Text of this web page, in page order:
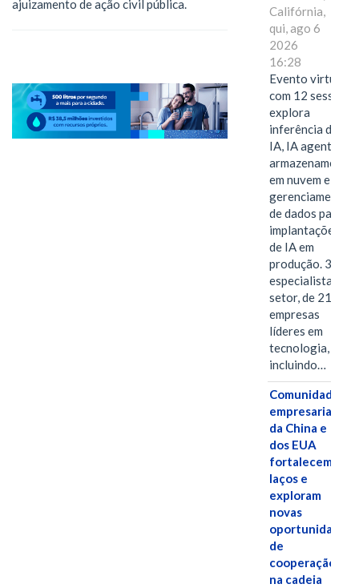
ajuizamento de ação civil pública.
Califórnia,
qui, ago 6
2026
16:28
Evento virtual
com 12 sessões
explora
inferência de
IA, IA agentiva,
armazenamento
em nuvem e
gerenciamento
de dados para
implantações
de IA em
produção. 38
especialistas do
setor, de 21
empresas
líderes em
tecnologia,
incluindo…
Comunidades
empresariais
da China e
dos EUA
fortalecem
laços e
exploram
novas
oportunidades
de
cooperação
na cadeia